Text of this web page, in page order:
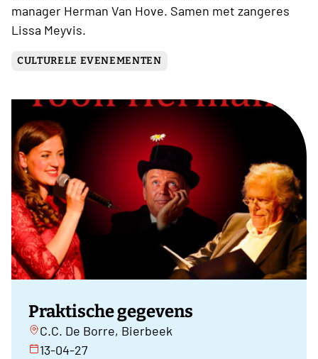
manager Herman Van Hove. Samen met zangeres
Lissa Meyvis.
CULTURELE EVENEMENTEN
Praktische gegevens
C.C. De Borre, Bierbeek
13-04-27